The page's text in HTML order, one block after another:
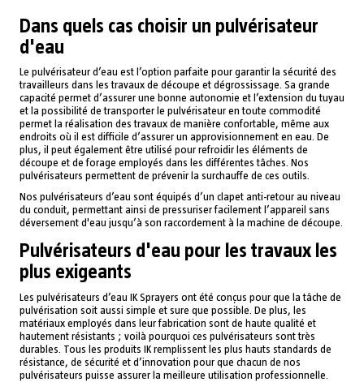
Dans quels cas choisir un pulvérisateur
d'eau
Le pulvérisateur d’eau est l’option parfaite pour garantir la sécurité des
travailleurs dans les travaux de découpe et dégrossissage. Sa grande
capacité permet d’assurer une bonne autonomie et l’extension du tuyau
et la possibilité de transporter le pulvérisateur en toute commodité
permet la réalisation des travaux de manière confortable, même aux
endroits où il est difficile d’assurer un approvisionnement en eau. De
plus, il peut également être utilisé pour refroidir les éléments de
découpe et de forage employés dans les différentes tâches. Nos
pulvérisateurs permettent de prévenir la surchauffe de ces outils.
Nos pulvérisateurs d’eau sont équipés d’un clapet anti-retour au niveau
du conduit, permettant ainsi de pressuriser facilement l’appareil sans
déversement d'eau jusqu’à son raccordement à la machine de découpe.
Pulvérisateurs d'eau pour les travaux les
plus exigeants
Les pulvérisateurs d’eau IK Sprayers ont été conçus pour que la tâche de
pulvérisation soit aussi simple et sure que possible. De plus, les
matériaux employés dans leur fabrication sont de haute qualité et
hautement résistants ; voilà pourquoi ces pulvérisateurs sont très
durables. Tous les produits IK remplissent les plus hauts standards de
résistance, de sécurité et d’innovation pour que chacun de nos
pulvérisateurs puisse assurer la meilleure utilisation professionnelle.